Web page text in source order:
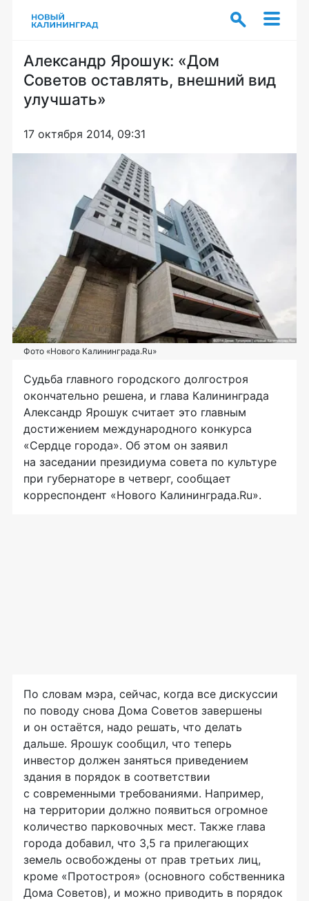
Александр Ярошук: «Дом
Советов оставлять, внешний вид
улучшать»
17 октября 2014, 09:31
Фото «Нового Калининграда.Ru»
Судьба главного городского долгостроя
окончательно решена, и глава Калининграда
Александр Ярошук считает это главным
достижением международного конкурса
«Сердце города». Об этом он заявил
на заседании президиума совета по культуре
при губернаторе в четверг, сообщает
корреспондент «Нового Калининграда.Ru».
По словам мэра, сейчас, когда все дискуссии
по поводу снова Дома Советов завершены
и он остаётся, надо решать, что делать
дальше. Ярошук сообщил, что теперь
инвестор должен заняться приведением
здания в порядок в соответствии
с современными требованиями. Например,
на территории должно появиться огромное
количество парковочных мест. Также глава
города добавил, что 3,5 га прилегающих
земель освобождены от прав третьих лиц,
кроме «Протостроя» (основного собственника
Дома Советов), и можно приводить в порядок